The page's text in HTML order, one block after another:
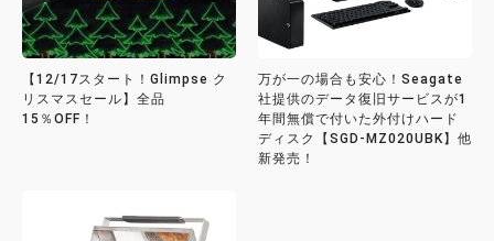
【12/17スタート！Glimpse ク
リスマスセール】全品
15％OFF！
万が一の場合も安心！Seagate
社提供のデータ復旧サービスが1
年間無償で付いた外付けハード
ディスク【SGD-MZ020UBK】他
新発売！